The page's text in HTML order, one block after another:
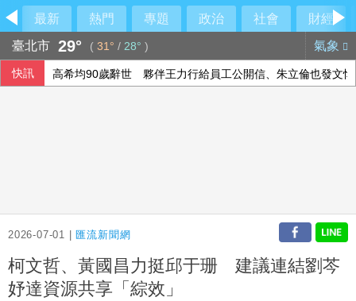
最新 熱門 專題 政治 社會
財經
臺北市 29° ( 31° / 28° ) 氣象
快訊 高希均90歲辭世 夥伴王力行給員工公開信、朱立倫也發文
2026-07-01 | 匯流新聞網
柯文哲、黃國昌力挺邱于珊 建議連結劉芩
妤達資源共享「綜效」